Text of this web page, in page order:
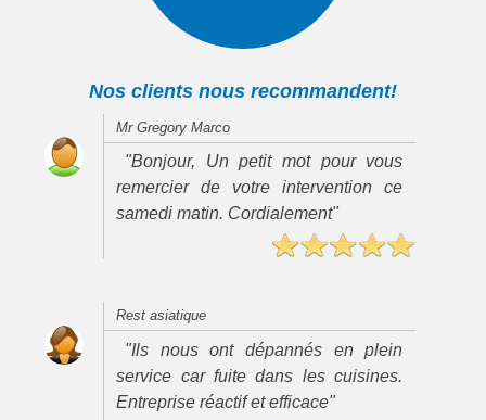
Nos clients nous recommandent!
Mr Gregory Marco
"Bonjour, Un petit mot pour vous
remercier de votre intervention ce
samedi matin. Cordialement"
Rest asiatique
"Ils nous ont dépannés en plein
service car fuite dans les cuisines.
Entreprise réactif et efficace"